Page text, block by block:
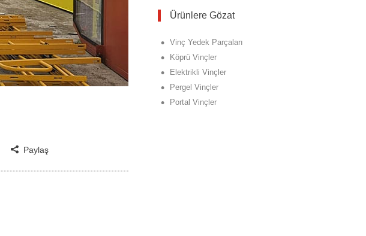
Paylaş
Ürünlere Gözat
• Vinç Yedek Parçaları
• Köprü Vinçler
• Elektrikli Vinçler
• Pergel Vinçler
• Portal Vinçler